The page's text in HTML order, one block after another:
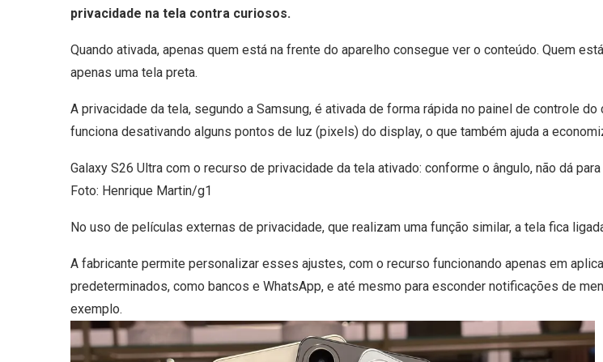
privacidade na tela contra curiosos.
Quando ativada, apenas quem está na frente do aparelho consegue ver o conteúdo. Quem
apenas uma tela preta.
A privacidade da tela, segundo a Samsung, é ativada de forma rápida no painel de controle do
funciona desativando alguns pontos de luz (pixels) do display, o que também ajuda a
Galaxy S26 Ultra com o recurso de privacidade da tela ativado: conforme o ângulo, não dá
Foto: Henrique Martin/g1
No uso de películas externas de privacidade, que realizam uma função similar, a tela fica
A fabricante permite personalizar esses ajustes, com o recurso funcionando apenas em
predeterminados, como bancos e WhatsApp, e até mesmo para esconder notificações de
exemplo.